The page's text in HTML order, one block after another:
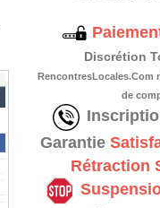
Discrétion
RencontresLocales.Com
de
Garantie
Rétraction